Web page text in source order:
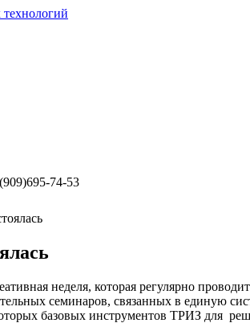
695-74-53
неделя, которая регулярно
семинаров, связанных в единую
базовых инструментов ТРИЗ для